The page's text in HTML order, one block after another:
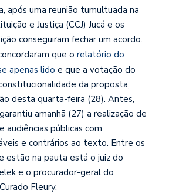
após uma reunião tumultuada na
e Justiça (CCJ) Jucá e os
conseguiram fechar um acordo.
que o relatório do
apenas lido e que a votação do
da proposta,
desta quarta-feira (28). Antes,
amanhã (27) a realização de
audiências públicas com
e contrários ao texto. Entre os
estão na pauta está o juiz do
e o procurador-geral do
Fleury.